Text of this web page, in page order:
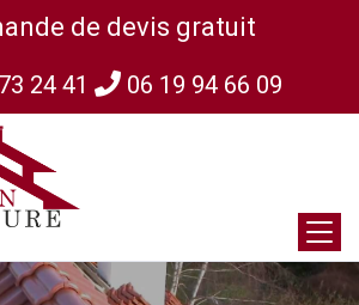
de devis gratuit
24 41 06 19 94 66 09